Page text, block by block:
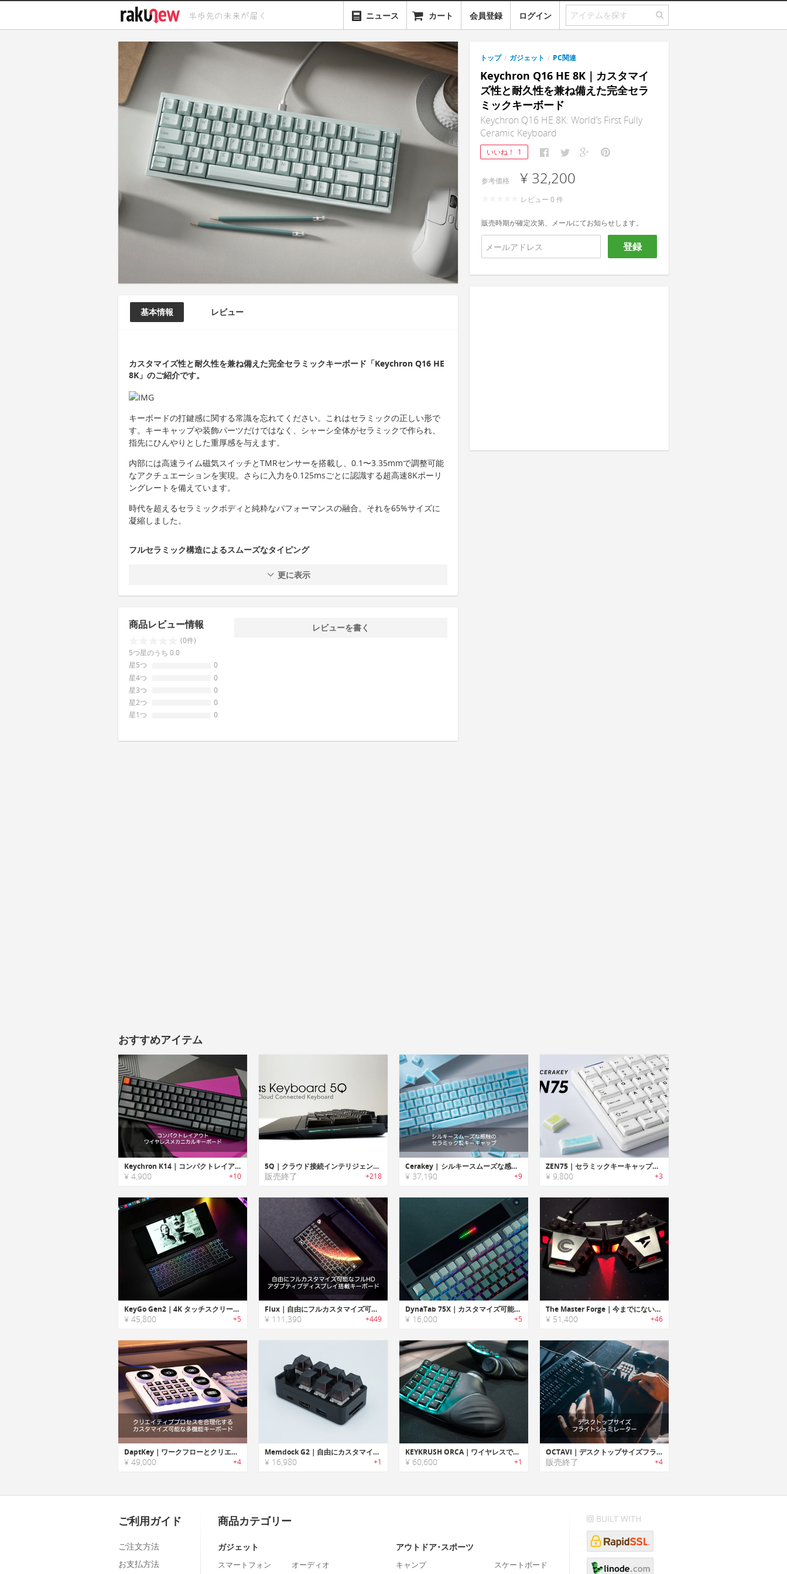
ニュース カート 会員登録 ログイン
基本情報 レビュー
カスタマイズ性と耐久性を兼ね備えた完全セラミックキーボード「Keychron Q16 HE
8K」のご紹介です。
キーボードの打鍵感に関する常識を忘れてください。これはセラミックの正しい形で
す。キーキャップや装飾パーツだけではなく、シャーシ全体がセラミックで作られ、
指先にひんやりとした重厚感を与えます。
内部には高速ライム磁気スイッチとTMRセンサーを搭載し、0.1〜3.35mmで調整可能
なアクチュエーションを実現。さらに入力を0.125msごとに認識する超高速8Kポーリ
ングレートを備えています。
時代を超えるセラミックボディと純粋なパフォーマンスの融合。それを65%サイズに
凝縮しました。
フルセラミック構造によるスムーズなタイピング
更に表示
商品レビュー情報
(0件)
5つ星のうち 0.0
星5つ
0
星4つ
0
星3つ
0
星2つ
0
星1つ
0
レビューを書く
トップ / ガジェット / PC関連
Keychron Q16 HE 8K｜カスタマイ
ズ性と耐久性を兼ね備えた完全セラ
ミックキーボード
Keychron Q16 HE 8K: World’s First Fully
Ceramic Keyboard
いいね！ 1
参考価格 ¥ 32,200
レビュー 0 件
販売時期が確定次第、メールにてお知らせします。
登録
おすすめアイテム
Keychron K14｜コンパクトレイアウトワイヤレスメカニカルキーボード「キークロンK14」
¥ 4,900 +10
5Q｜クラウド接続インテリジェントスマートキーボード「ファイブキュー」
販売終了 +218
Cerakey | シルキースムーズな感触のセラミック製キーキャップ「セラキー」
¥ 37,190 +9
ZEN75｜セラミックキーキャップのロープロファイルキーボード
¥ 9,800 +3
KeyGo Gen2｜4K タッチスクリーン搭載の超薄折りたたみキーボード
¥ 45,800 +5
Flux｜自由にフルカスタマイズ可能なフルHDアダプティブディスプレイ搭載キーボード
¥ 111,390 +449
DynaTab 75X｜カスタマイズ可能なスクリーン付きのメカニカルキーボード
¥ 16,000 +5
The Master Forge｜今までにないカスタマイズ可能な3D入力キーボード
¥ 51,400 +46
DaptKey｜ワークフローとクリエイティブプロセスを合理化するカスタマイズ可能な多機能キーボード
¥ 49,000 +4
Memdock G2｜自由にカスタマイズできる、7-in-1 HUB機能搭載のショートカットデバイス
¥ 16,980 +1
KEYKRUSH ORCA｜ワイヤレスで使用でき、RGBライト搭載＆カスタマイズ可能な左右分割キーボード
¥ 60,600 +1
OCTAVI｜デスクトップサイズフライトシュミレーター「オクタヴィ」
販売終了 +4
ご利用ガイド
ご注文方法
お支払方法
商品カテゴリー
ガジェット
スマートフォン
オーディオ
アウトドア･スポーツ
キャンプ
スケートボード
BUILT WITH